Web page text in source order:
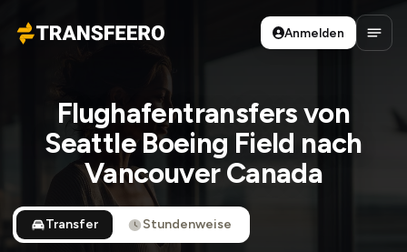
Transfeero
Anmelden
Flughafentransfers von
Seattle Boeing Field nach
Vancouver Canada
Transfer Stundenweise